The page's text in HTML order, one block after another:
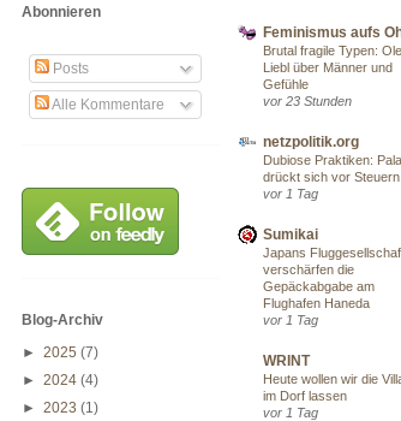
Abonnieren
Posts
Alle Kommentare
Blog-Archiv
► 2025 (7)
► 2024 (4)
► 2023 (1)
Feminismus aufs
Brutal fragile Typen: Ole
Liebl über Männer und
Gefühle
vor 23 Stunden
netzpolitik.org
Dubiose Praktiken:
drückt sich vor Steuern
vor 1 Tag
Sumikai
Japans
verschärfen die
Gepäckabgabe am
Flughafen Haneda
vor 1 Tag
WRINT
Heute wollen wir die
im Dorf lassen
vor 1 Tag